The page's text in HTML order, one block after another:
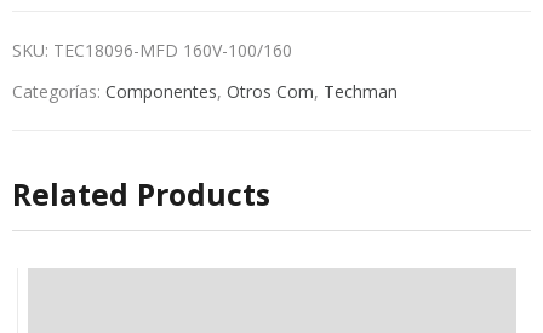
SKU: TEC18096-MFD 160V-100/160
Categorías: Componentes, Otros Com, Techman
Related Products